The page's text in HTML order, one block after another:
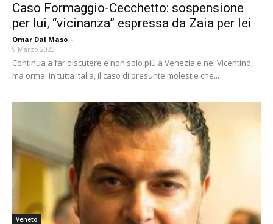
Caso Formaggio-Cecchetto: sospensione
per lui, “vicinanza” espressa da Zaia per lei
Omar Dal Maso -
9 Marzo 2023
Continua a far discutere e non solo più a Venezia e nel Vicentino,
ma ormai in tutta Italia, il caso di presunte molestie che...
Veneto